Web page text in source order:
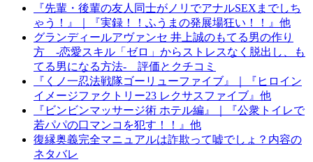
『先輩・後輩の友人同士がノリでアナルSEXまでしち
ゃう！』｜『実録！！ふうまの発展場狂い！！』他
グランディールアヴァンセ 井上誠のもてる男の作り
方 -恋愛スキル「ゼロ」からストレスなく脱出し、も
てる男になる方法- 評価とクチコミ
『くノ一忍法戦隊ゴーリューファイブ』｜『ヒロイン
イメージファクトリー23 レクサスファイブ』他
『ビンビンマッサージ術 ホテル編』｜『公衆トイレで
若パパの口マンコを犯す！！』他
復縁奥義完全マニュアルは詐欺って嘘でしょ？内容の
ネタバレ